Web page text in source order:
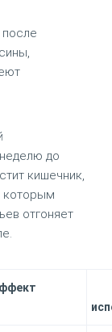
после
до
кишечник,
которым
отгоняет